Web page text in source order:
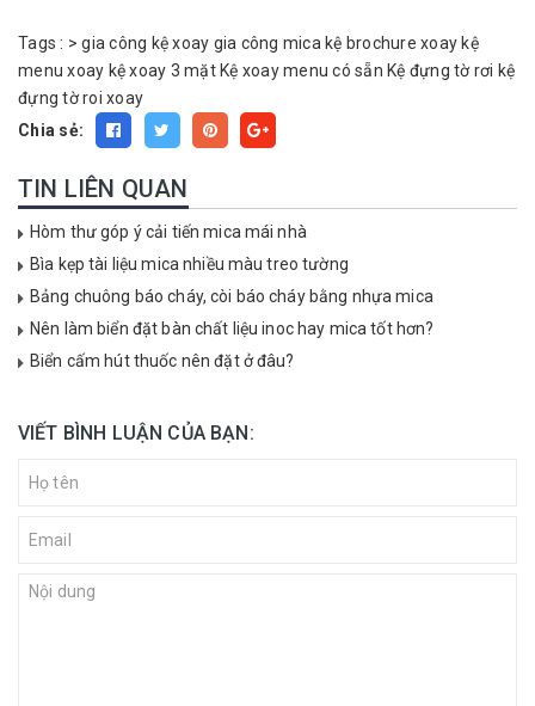
Tags : >gia công kệ xoay gia công mica kệ brochure xoay kệ
menu xoay kệ xoay 3 mặt Kệ xoay menu có sẵn Kệ đựng tờ rơi kệ
đựng tờ roi xoay
Chia sẻ:
TIN LIÊN QUAN
Hòm thư góp ý cải tiến mica mái nhà
Bìa kẹp tài liệu mica nhiều màu treo tường
Bảng chuông báo cháy, còi báo cháy bằng nhựa mica
Nên làm biển đặt bàn chất liệu inoc hay mica tốt hơn?
Biển cấm hút thuốc nên đặt ở đâu?
VIẾT BÌNH LUẬN CỦA BẠN: